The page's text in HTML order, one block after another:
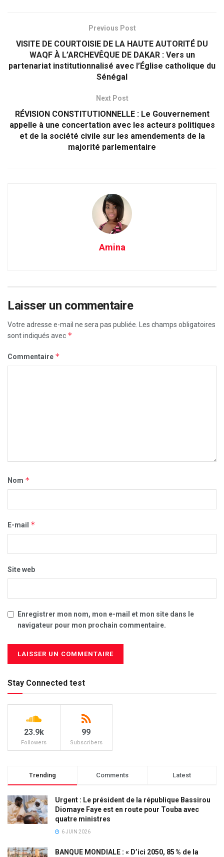
Previous Post
VISITE DE COURTOISIE DE LA HAUTE AUTORITÉ DU
WAQF À L’ARCHEVÊQUE DE DAKAR : Vers un
partenariat institutionnalisé avec l’Église catholique du
Sénégal
Next Post
RÉVISION CONSTITUTIONNELLE : Le Gouvernement
appelle à une concertation avec les acteurs politiques
et de la société civile sur les amendements de la
majorité parlementaire
Amina
Laisser un commentaire
Votre adresse e-mail ne sera pas publiée.
Les champs obligatoires
sont indiqués avec *
Commentaire *
Nom *
E-mail *
Site web
Enregistrer mon nom, mon e-mail et mon site dans le
navigateur pour mon prochain commentaire.
Stay Connected test
23.9k
Followers
99
Subscribers
Trending Comments Latest
Urgent : Le président de la république Bassirou
Diomaye Faye est en route pour Touba avec
quatre ministres
6 JUIN 2026
BANQUE MONDIALE : « D’ici 2050, 85 % de la